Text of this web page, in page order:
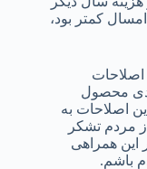
کمتر بود،
محصول
اصلاحات به
مردم تشکر
این همراهی
باشم.